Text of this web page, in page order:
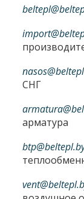
СНГ
арматура